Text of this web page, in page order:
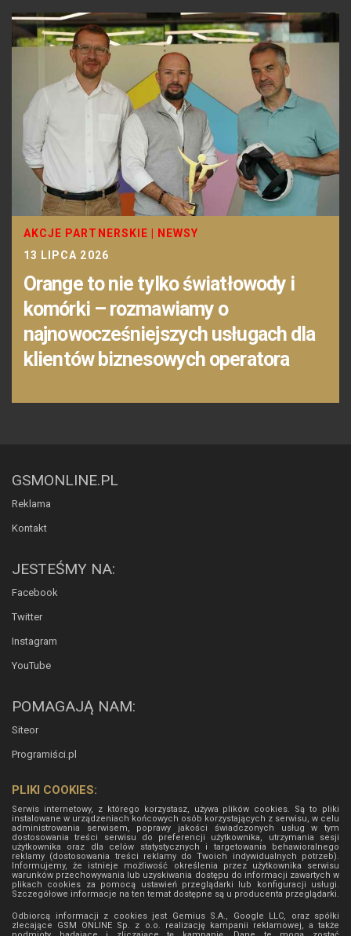
AKCJE PARTNERSKIE
NEWSY
13 LIPCA 2026
Orange to nie tylko światłowody i
komórki – rozmawiamy o
najnowocześniejszych usługach dla
klientów biznesowych operatora
GSMONLINE.PL
Reklama
Kontakt
JESTEŚMY NA:
Facebook
Twitter
Instagram
YouTube
POMAGAJĄ NAM:
Siteor
Programiści.pl
PLIKI COOKIES:
Serwis internetowy, z którego korzystasz, używa plików cookies. Są to pliki
instalowane w urządzeniach końcowych osób korzystających z serwisu, w celu
administrowania serwisem, poprawy jakości świadczonych usług w tym
dostosowania treści serwisu do preferencji użytkownika, utrzymania sesji
użytkownika oraz dla celów statystycznych i targetowania behawioralnego
reklamy (dostosowania treści reklamy do Twoich indywidualnych potrzeb).
Informujemy, że istnieje możliwość określenia przez użytkownika serwisu
warunków przechowywania lub uzyskiwania dostępu do informacji zawartych w
plikach cookies za pomocą ustawień przeglądarki lub konfiguracji usługi.
Szczegółowe informacje na ten temat dostępne są u producenta przeglądarki.
Odbiorcą informacji z cookies jest Gemius S.A., Google LLC, oraz spółki
zlecające GSM ONLINE Sp. z o.o. realizację kampanii reklamowej, a także